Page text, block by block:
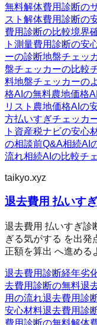
無料解体費用診断の
スト 解体費用診断の
費用診断の比較境界
ト 測量費用診断の安
ーの診断地盤チェッ
盤チェッカーの比較
料地盤チェッカーの
格AIの無料農地価格
リスト 農地価格AIの
方払いすぎチェッカ
ト 資産税ナビの安心
の相談前Q&A相続AI
流れ相続AIの比較チ
taikyo.xyz
退去費用 払いす
退去費用 払いすぎ診
ぎる気がする を出発
正額を算出 へ進める
退去費用診断経年劣
去費用診断の無料退
用の流れ退去費用診
安心材料退去費用診
費用診断の無料解体